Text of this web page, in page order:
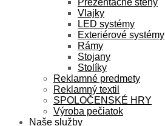
Vlajky
LED systémy
Exteriérové systémy
Rámy
Stojany
Stolíky
Reklamné predmety
Reklamný textil
SPOLOČENSKÉ HRY
Výroba pečiatok
Naše služby